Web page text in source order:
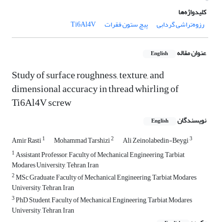
کلیدواژه‌ها
رزوه‌تراشی گردابی
پیچ‌ ستون فقرات Ti6Al4V
عنوان مقاله English
Study of surface roughness, texture, and
dimensional accuracy in thread whirling of
Ti6Al4V screw
نویسندگان English
Amir Rasti1 Mohammad Tarshizi2 Ali Zeinolabedin-Beygi3
1Assistant Professor, Faculty of Mechanical Engineering, Tarbiat
Modares University, Tehran, Iran
2MSc Graduate, Faculty of Mechanical Engineering, Tarbiat Modares
University, Tehran, Iran
3PhD Student, Faculty of Mechanical Engineering, Tarbiat Modares
University, Tehran, Iran